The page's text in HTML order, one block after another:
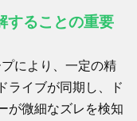
することの重要
により、一定の精
ライブが同期し、ド
が微細なズレを検知